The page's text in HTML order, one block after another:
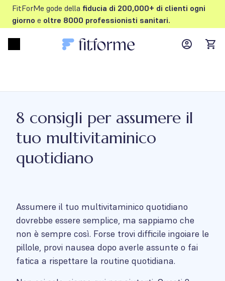
FitForMe gode della fiducia di 200,000+ di clienti ogni
giorno e oltre 8000 professionisti sanitari.
MyFFM
8 consigli per assumere il
tuo multivitaminico
quotidiano
Assumere il tuo multivitaminico quotidiano
dovrebbe essere semplice, ma sappiamo che
non è sempre così. Forse trovi difficile ingoiare le
pillole, provi nausea dopo averle assunte o fai
fatica a rispettare la routine quotidiana.